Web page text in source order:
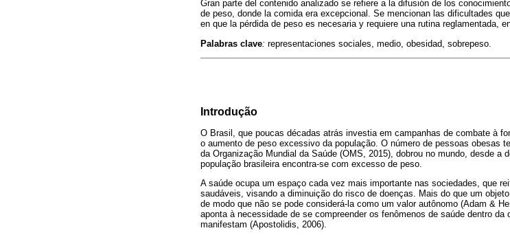
Gran parte del contenido analizado se refiere a la difusión de los
de peso, donde la comida era excepcional. Se mencionan las dificultades
en que la pérdida de peso es necesaria y requiere una rutina reglamentada,
Palabras clave: representaciones sociales, medio, obesidad, sobrepeso.
Introdução
O Brasil, que poucas décadas atrás investia em campanhas de combate à
o aumento de peso excessivo da população. O número de pessoas obesas
da Organização Mundial da Saúde (OMS, 2015), dobrou no mundo, desde a
população brasileira encontra-se com excesso de peso.
A saúde ocupa um espaço cada vez mais importante nas sociedades, que
saudáveis, visando a diminuição do risco de doenças. Mais do que um
de modo que não se pode considerá-la como um valor autônomo (Adam &
aponta à necessidade de se compreender os fenômenos de saúde dentro
manifestam (Apostolidis, 2006).